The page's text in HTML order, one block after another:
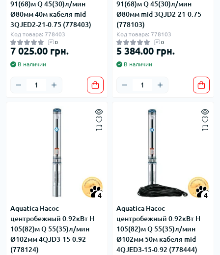
91(68)м Q 45(30)л/мин
Ø80мм 40м кабеля mid
3QJED2-21-0.75 (778403)
Код товара: 778403
0
7 025.00 грн.
В наличии
91(68)м Q 45(30)л/мин
Ø80мм mid 3QJD2-21-0.75
(778103)
Код товара: 778103
0
5 384.00 грн.
В наличии
4
Aquatica Насос
центробежный 0.92кВт H
105(82)м Q 55(35)л/мин
Ø102мм 4QJD3-15-0.92
(778124)
4
Aquatica Насос
центробежный 0.92кВт H
105(82)м Q 55(35)л/мин
Ø102мм 50м кабеля mid
4QJED3-15-0.92 (778444)